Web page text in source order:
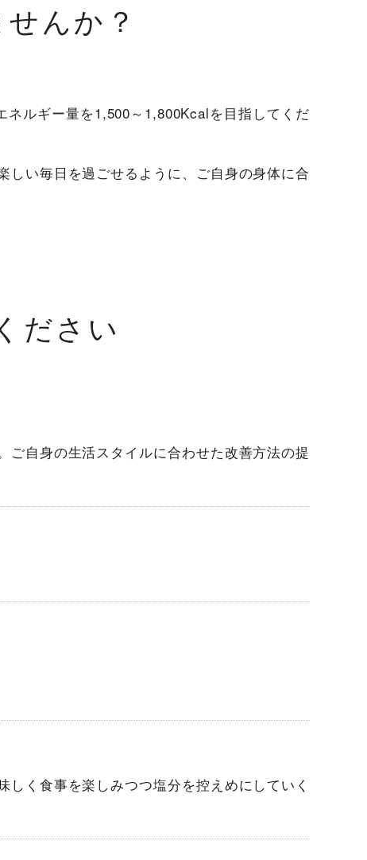
んか？
ルギー量を1,500～1,800Kcalを目指してくだ
い毎日を過ごせるように、ご自身の身体に合
ださい
自身の生活スタイルに合わせた改善方法の提
く食事を楽しみつつ塩分を控えめにしていく